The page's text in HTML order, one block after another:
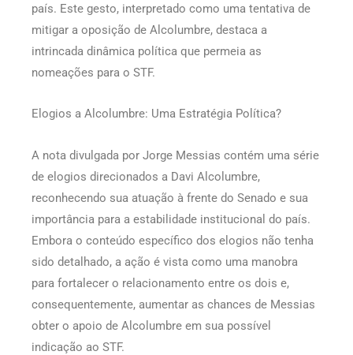
país. Este gesto, interpretado como uma tentativa de
mitigar a oposição de Alcolumbre, destaca a
intrincada dinâmica política que permeia as
nomeações para o STF.
Elogios a Alcolumbre: Uma Estratégia Política?
A nota divulgada por Jorge Messias contém uma série
de elogios direcionados a Davi Alcolumbre,
reconhecendo sua atuação à frente do Senado e sua
importância para a estabilidade institucional do país.
Embora o conteúdo específico dos elogios não tenha
sido detalhado, a ação é vista como uma manobra
para fortalecer o relacionamento entre os dois e,
consequentemente, aumentar as chances de Messias
obter o apoio de Alcolumbre em sua possível
indicação ao STF.